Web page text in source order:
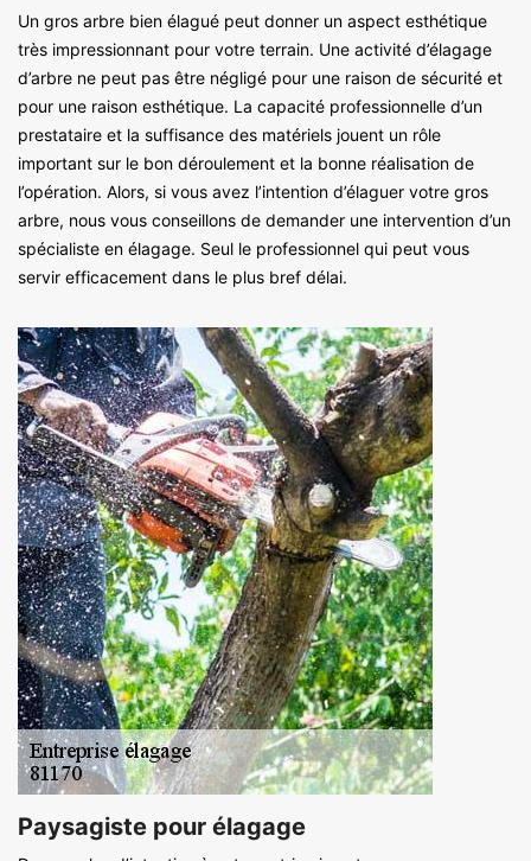
Un gros arbre bien élagué peut donner un aspect esthétique
très impressionnant pour votre terrain. Une activité d’élagage
d’arbre ne peut pas être négligé pour une raison de sécurité et
pour une raison esthétique. La capacité professionnelle d’un
prestataire et la suffisance des matériels jouent un rôle
important sur le bon déroulement et la bonne réalisation de
l’opération. Alors, si vous avez l’intention d’élaguer votre gros
arbre, nous vous conseillons de demander une intervention d’un
spécialiste en élagage. Seul le professionnel qui peut vous
servir efficacement dans le plus bref délai.
Paysagiste pour élagage